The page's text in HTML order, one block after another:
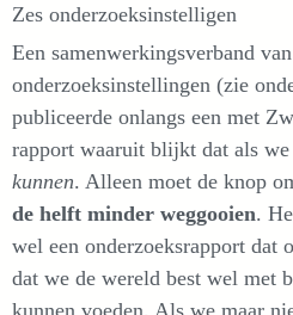
Zes onderzoeksinstelligen
Een samenwerkingsverband
onderzoeksinstellingen (zie
publiceerde onlangs een met
rapport waaruit blijkt dat als we
kunnen. Alleen moet de knop
de helft minder weggooien.
wel een onderzoeksrapport dat
dat we de wereld best wel met
kunnen voeden. Als we maar